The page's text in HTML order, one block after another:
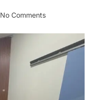
No Comments